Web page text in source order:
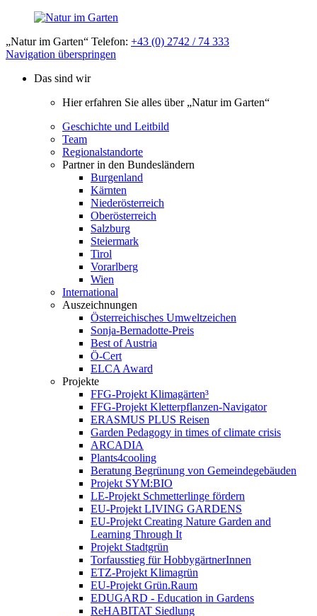
„Natur im Garten“ Telefon: +43 (0) 2742 / 74 333
Navigation überspringen
Das sind wir
Hier erfahren Sie alles über „Natur im Garten“
Geschichte und Leitbild
Team
Regionalstandorte
Partner in den Bundesländern
Burgenland
Kärnten
Niederösterreich
Oberösterreich
Salzburg
Steiermark
Tirol
Vorarlberg
Wien
International
Auszeichnungen
Österreichisches Umweltzeichen
Sonja-Bernadotte-Preis
Best of Austria
Ö-Cert
ELCA Award
Projekte
FFG-Projekt Klimagärten³
FFG-Projekt Kletterpflanzen-Navigator
ERASMUS PLUS Reisen
Garden Pedagogy in times of climate crisis
ARCADIA
Plants4cooling
Beratung Begrünung von Gemeindegebäuden
Projekt SYM:BIO
LE-Projekt Schmetterlinge fördern
EU-Projekt LIVING GARDENS
EU-Projekt Creating Nature Garden and
Learning Through It
Projekt Stadtgrün
Torfausstieg für HobbygärtnerInnen
ETZ-Projekt Klimagrün
EU-Projekt Grün.Raum
EDUGARD - Education in Gardens
ReHABITAT Siedlung